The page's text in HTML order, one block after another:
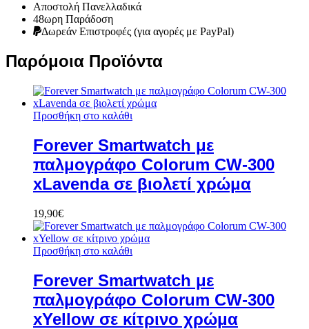
Αποστολή Πανελλαδικά
48ωρη Παράδοση
Δωρεάν Eπιστροφές (για αγορές με PayPal)
Παρόμοια Προϊόντα
Προσθήκη στο καλάθι
Forever Smartwatch με
παλμογράφο Colorum CW-300
xLavenda σε βιολετί χρώμα
19,90€
Προσθήκη στο καλάθι
Forever Smartwatch με
παλμογράφο Colorum CW-300
xYellow σε κίτρινο χρώμα